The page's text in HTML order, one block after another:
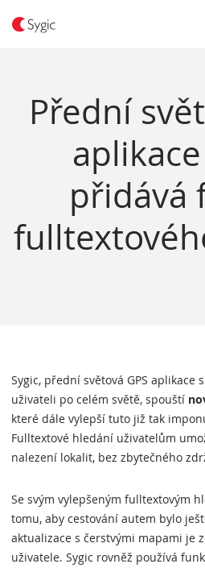
Přední
přidává
Sygic, přední světová GPS aplikace
uživateli po celém světě, spouští
které dále vylepší tuto již tak
Fulltextové hledání uživatelům
nalezení lokalit, bez zbytečného
Se svým vylepšeným fulltextovým
tomu, aby cestování autem bylo
aktualizace s čerstvými mapami je
uživatele. Sygic rovněž používá